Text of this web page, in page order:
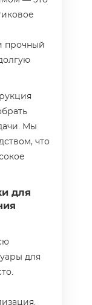
прочный
Мы
что
для
для